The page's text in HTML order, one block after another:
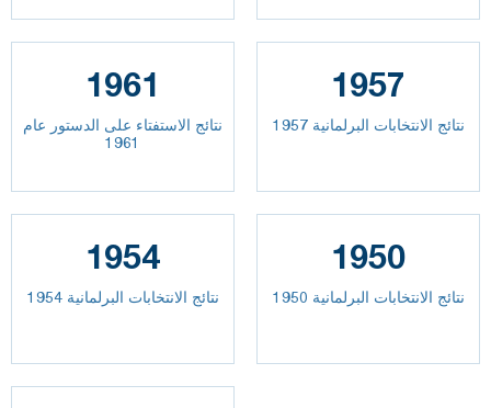
1961
نتائج الاستفتاء على الدستور عام
1961
1957
نتائج الانتخابات البرلمانية 1957
1954
نتائج الانتخابات البرلمانية 1954
1950
نتائج الانتخابات البرلمانية 1950